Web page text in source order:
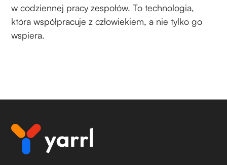
w codziennej pracy zespołów. To technologia,
która współpracuje z człowiekiem, a nie tylko go
wspiera.